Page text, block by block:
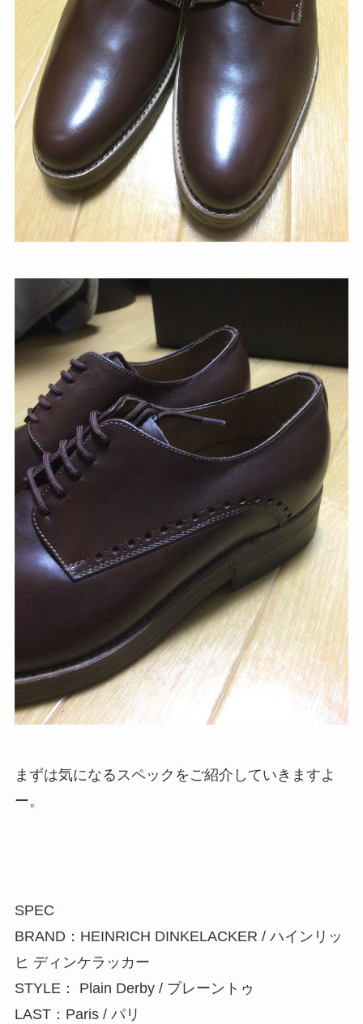
まずは気になるスペックをご紹介していきますよ
ー。
SPEC
BRAND：HEINRICH DINKELACKER / ハインリッ
ヒ ディンケラッカー
STYLE： Plain Derby / プレーントゥ
LAST：Paris / パリ